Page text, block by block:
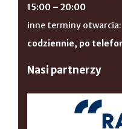
15:00 – 20:00
inne terminy otwarcia:
codziennie, po
Nasi partnerzy